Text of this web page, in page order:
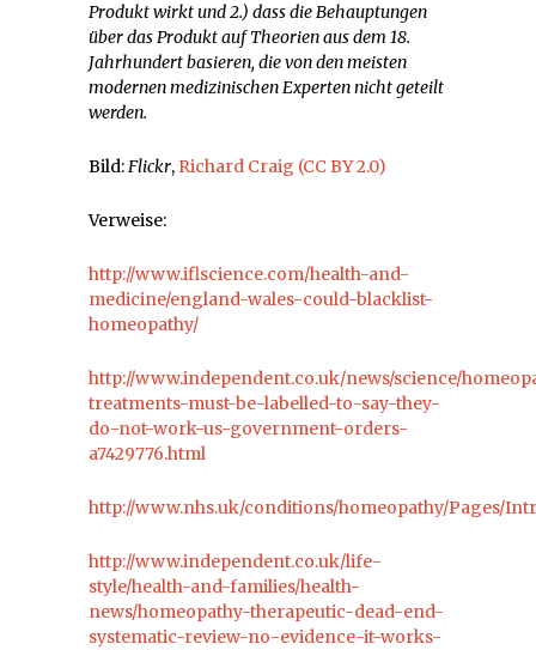
Produkt wirkt und 2.) dass die Behauptungen
über das Produkt auf Theorien aus dem 18.
Jahrhundert basieren, die von den meisten
modernen medizinischen Experten nicht geteilt
werden.
Bild:Flickr, Richard Craig (CC BY 2.0)
Verweise:
http://www.iflscience.com/health-and-
medicine/england-wales-could-blacklist-
homeopathy/
http://www.independent.co.uk/news/science/
treatments-must-be-labelled-to-say-they-
do-not-work-us-government-orders-
a7429776.html
http://www.nhs.uk/conditions/homeopathy/Pages/
http://www.independent.co.uk/life-
style/health-and-families/health-
news/homeopathy-therapeutic-dead-end-
systematic-review-no-evidence-it-works-